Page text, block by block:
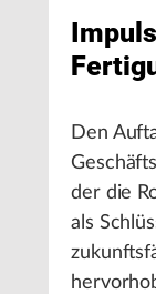
Den
der die
als